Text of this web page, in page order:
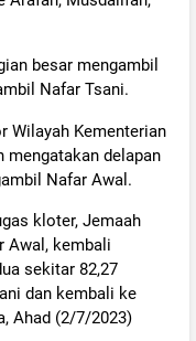
besar mengambil
Nafar Tsani.
Wilayah Kementerian
mengatakan delapan
Nafar Awal.
kloter, Jemaah
Awal, kembali
sekitar 82,27
dan kembali ke
Ahad (2/7/2023)